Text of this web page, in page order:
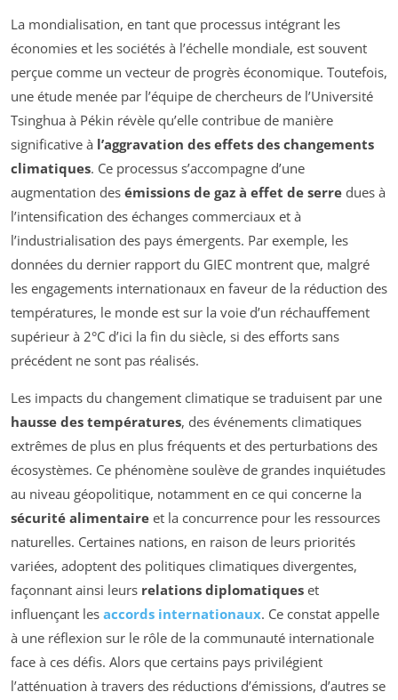
La mondialisation, en tant que processus intégrant les
économies et les sociétés à l’échelle mondiale, est souvent
perçue comme un vecteur de progrès économique. Toutefois,
une étude menée par l’équipe de chercheurs de l’Université
Tsinghua à Pékin révèle qu’elle contribue de manière
significative à l’aggravation des effets des changements
climatiques. Ce processus s’accompagne d’une
augmentation des émissions de gaz à effet de serre dues à
l’intensification des échanges commerciaux et à
l’industrialisation des pays émergents. Par exemple, les
données du dernier rapport du GIEC montrent que, malgré
les engagements internationaux en faveur de la réduction des
températures, le monde est sur la voie d’un réchauffement
supérieur à 2°C d’ici la fin du siècle, si des efforts sans
précédent ne sont pas réalisés.
Les impacts du changement climatique se traduisent par une
hausse des températures, des événements climatiques
extrêmes de plus en plus fréquents et des perturbations des
écosystèmes. Ce phénomène soulève de grandes inquiétudes
au niveau géopolitique, notamment en ce qui concerne la
sécurité alimentaire et la concurrence pour les ressources
naturelles. Certaines nations, en raison de leurs priorités
variées, adoptent des politiques climatiques divergentes,
façonnant ainsi leurs relations diplomatiques et
influençant les accords internationaux. Ce constat appelle
à une réflexion sur le rôle de la communauté internationale
face à ces défis. Alors que certains pays privilégient
l’atténuation à travers des réductions d’émissions, d’autres se